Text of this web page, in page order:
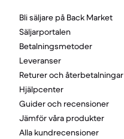
Bli säljare på Back Market
Säljarportalen
Betalningsmetoder
Leveranser
Returer och återbetalningar
Hjälpcenter
Guider och recensioner
Jämför våra produkter
Alla kundrecensioner